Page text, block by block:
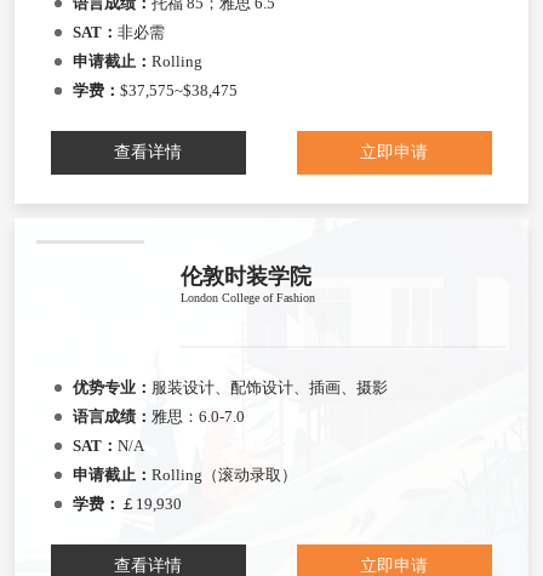
SAT： 非必需
申请截止： Rolling
学费： $37,575~$38,475
查看详情 立即申请
伦敦时装学院
London College of Fashion
优势专业： 服装设计、配饰设计、插画、摄影
语言成绩： 雅思：6.0-7.0
SAT： N/A
申请截止： Rolling（滚动录取）
学费： ￡19,930
查看详情 立即申请